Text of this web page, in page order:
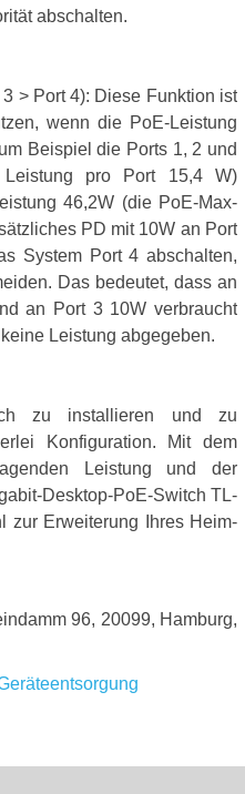
abschalten.
> Port 4): Diese Funktion ist
wenn die PoE-Leistung
Beispiel die Ports 1, 2 und
pro Port 15,4 W)
46,2W (die PoE-Max-
PD mit 10W an Port
System Port 4 abschalten,
Das bedeutet, dass an
an Port 3 10W verbraucht
Leistung abgegeben.
zu installieren und zu
Konfiguration. Mit dem
Leistung und der
Desktop-PoE-Switch TL-
zur Erweiterung Ihres Heim-
96, 20099, Hamburg,